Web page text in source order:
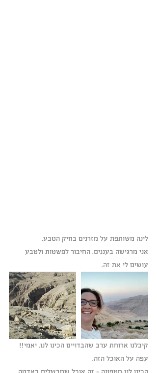
לינה משותפת על מזרנים בחיק הטבע.
אני מרגישה בעננים. החיבור לפשטות ולטבע
עושים לי את זה.
קיבלנו ארוחת ערב שהבדויים הכינו לנו. יאמי!!
עפה על האוכל הזה.